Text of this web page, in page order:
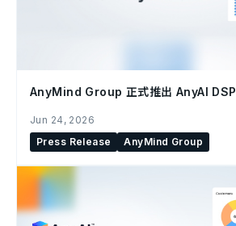
AnyMind Group 正式推出 AnyAI DSP
Jun 24, 2026
Press Release
AnyMind Group